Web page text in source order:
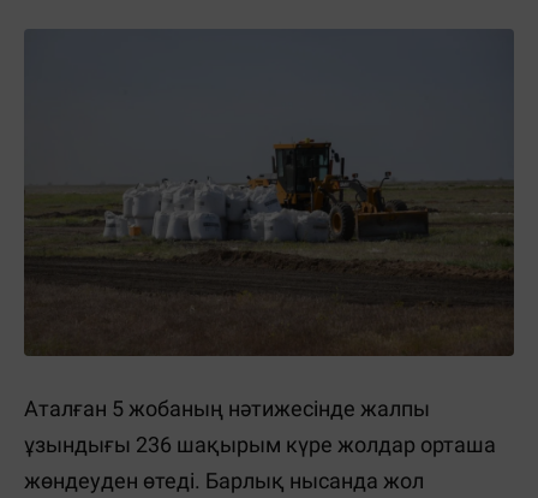
Аталған 5 жобаның нәтижесінде жалпы
ұзындығы 236 шақырым күре жолдар орташа
жөндеуден өтеді. Барлық нысанда жол